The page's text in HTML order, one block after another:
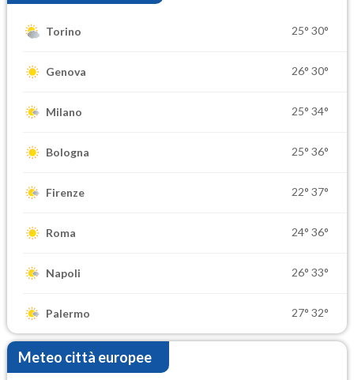
Torino 25° 30°
Genova 26° 30°
Milano 25° 34°
Bologna 25° 36°
Firenze 22° 37°
Roma 24° 36°
Napoli 26° 33°
Palermo 27° 32°
Meteo città europee